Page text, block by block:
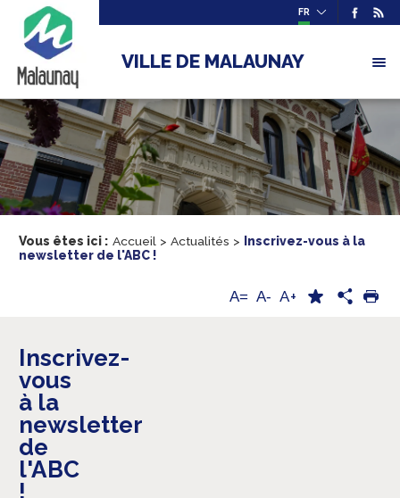
FR
VILLE DE MALAUNAY
Vous êtes ici : Accueil > Actualités >
Inscrivez-vous à la
newsletter de l'ABC !
A= A- A+
Inscrivez-
vous
à la
newsletter
de
l'ABC
!